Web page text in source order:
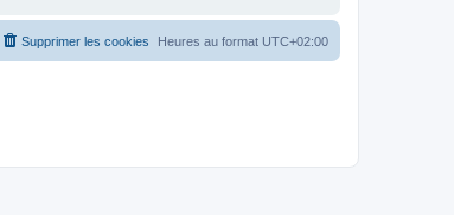
Heures au format UTC+02:00
Supprimer les cookies